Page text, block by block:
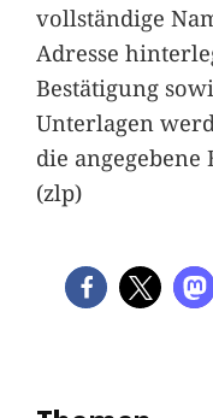
vollständige
Adresse
Bestätigung
Unterlagen
die angegebene
(zlp)